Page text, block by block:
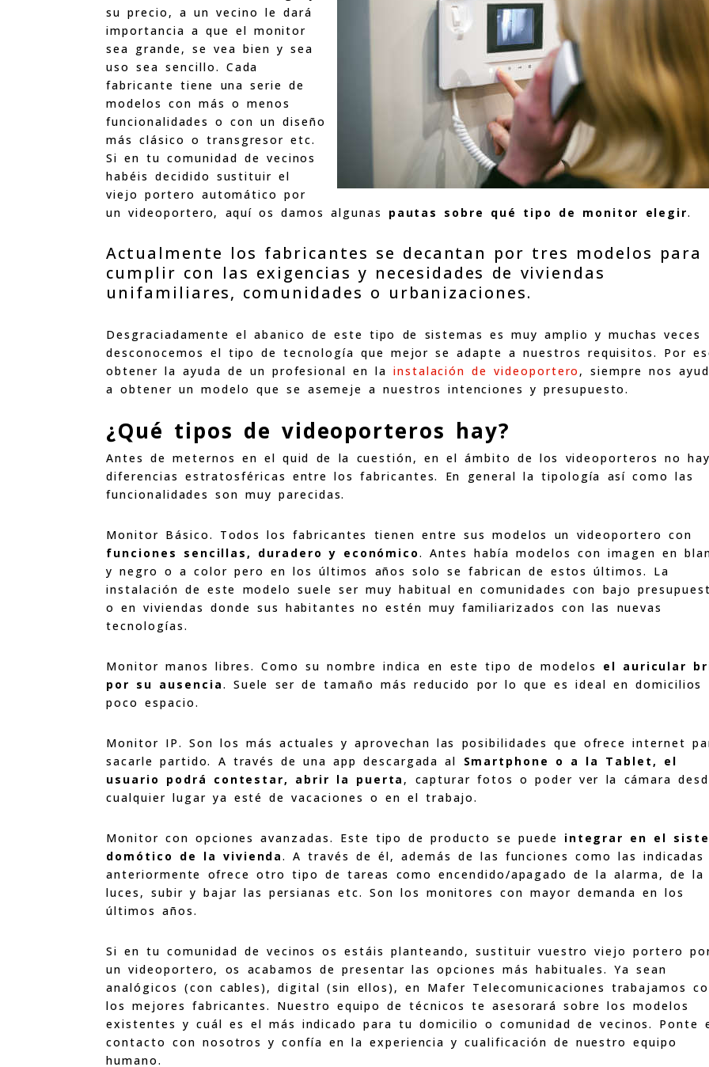
su precio, a un vecino le dará
importancia a que el monitor
sea grande, se vea bien y sea
uso sea sencillo. Cada
fabricante tiene una serie de
modelos con más o menos
funcionalidades o con un diseño
más clásico o transgresor etc.
Si en tu comunidad de vecinos
habéis decidido sustituir el
viejo portero automático por
un videoportero, aquí os damos algunas pautas sobre qué tipo de monitor elegir.
Actualmente los fabricantes se decantan por tres modelos para
cumplir con las exigencias y necesidades de viviendas
unifamiliares, comunidades o urbanizaciones.
Desgraciadamente el abanico de este tipo de sistemas es muy amplio y muchas veces
desconocemos el tipo de tecnología que mejor se adapte a nuestros requisitos. Por
obtener la ayuda de un profesional en lainstalación de videoportero , siempre nos
a obtener un modelo que se asemeje a nuestros intenciones y presupuesto.
¿Qué tipos de videoporteros hay?
Antes de meternos en el quid de la cuestión, en el ámbito de los videoporteros no hay
diferencias estratosféricas entre los fabricantes. En general la tipología así como las
funcionalidades son muy parecidas.
Monitor Básico. Todos los fabricantes tienen entre sus modelos un videoportero con
funciones sencillas, duradero y económico. Antes había modelos con imagen en
y negro o a color pero en los últimos años solo se fabrican de estos últimos. La
instalación de este modelo suele ser muy habitual en comunidades con bajo
o en viviendas donde sus habitantes no estén muy familiarizados con las nuevas
tecnologías.
Monitor manos libres. Como su nombre indica en este tipo de modelos el auricular
por su ausencia. Suele ser de tamaño más reducido por lo que es ideal en domicilios
poco espacio.
Monitor IP. Son los más actuales y aprovechan las posibilidades que ofrece internet
sacarle partido. A través de una app descargada al Smartphone o a la Tablet, el
usuario podrá contestar, abrir la puerta , capturar fotos o poder ver la cámara
cualquier lugar ya esté de vacaciones o en el trabajo.
Monitor con opciones avanzadas. Este tipo de producto se puede integrar en el
domótico de la vivienda. A través de él, además de las funciones como las indicadas
anteriormente ofrece otro tipo de tareas como encendido/apagado de la alarma, de la
luces, subir y bajar las persianas etc. Son los monitores con mayor demanda en los
últimos años.
Si en tu comunidad de vecinos os estáis planteando, sustituir vuestro viejo portero
un videoportero, os acabamos de presentar las opciones más habituales. Ya sean
analógicos (con cables), digital (sin ellos), en Mafer Telecomunicaciones trabajamos
los mejores fabricantes. Nuestro equipo de técnicos te asesorará sobre los modelos
existentes y cuál es el más indicado para tu domicilio o comunidad de vecinos. Ponte
contacto con nosotros y confía en la experiencia y cualificación de nuestro equipo
humano.